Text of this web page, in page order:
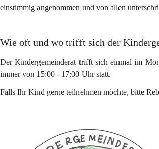
einstimmig angenommen und von allen
Wie oft und wo trifft sich der
Der Kindergemeinderat trifft sich einmal im
immer von 15:00 - 17:00 Uhr statt.
Falls Ihr Kind gerne teilnehmen möchte, bitte